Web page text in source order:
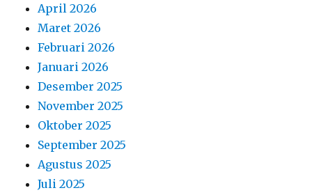
April 2026
Maret 2026
Februari 2026
Januari 2026
Desember 2025
November 2025
Oktober 2025
September 2025
Agustus 2025
Juli 2025